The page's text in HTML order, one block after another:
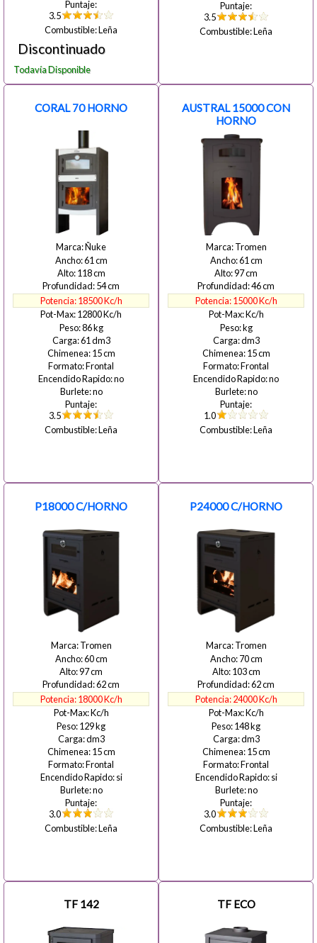
3.5
Leña
3.5
Leña
CORAL 70 HORNO
Ñuke
61
118
54
18500
12800
86
61
15
Frontal
no
no
3.5
Leña
AUSTRAL 15000 CON
HORNO
Tromen
61
97
46
15000
15
Frontal
no
no
1.0
Leña
P18000 C/HORNO
Tromen
60
97
62
18000
129
15
Frontal
si
no
3.0
Leña
P24000 C/HORNO
Tromen
70
103
62
24000
148
15
Frontal
si
no
3.0
Leña
TF 142 TF ECO